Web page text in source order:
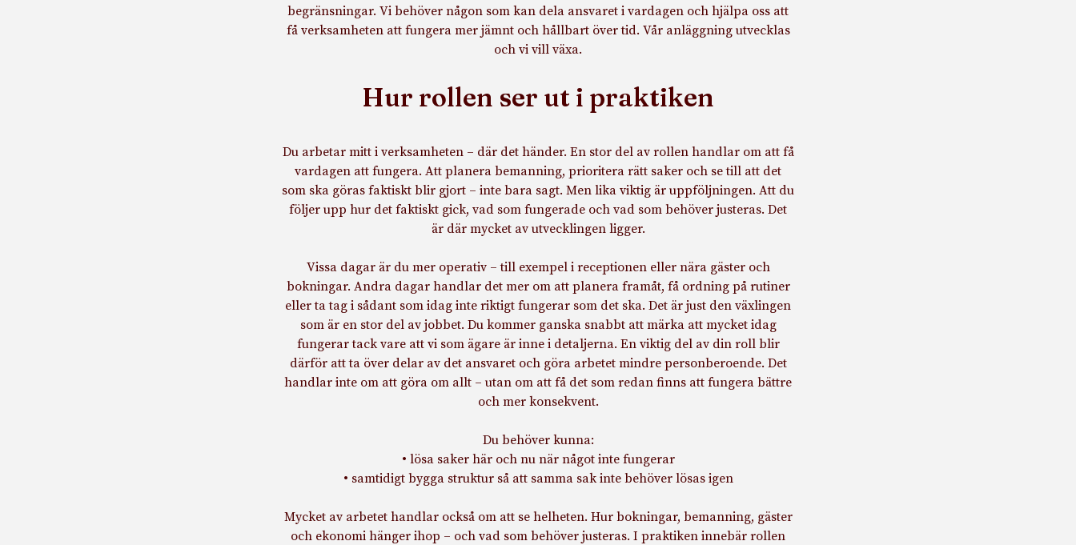
begränsningar. Vi behöver någon som kan dela ansvaret i vardagen och hjälpa oss att
få verksamheten att fungera mer jämnt och hållbart över tid. Vår anläggning utvecklas
och vi vill växa.
Hur rollen ser ut i praktiken
Du arbetar mitt i verksamheten – där det händer. En stor del av rollen handlar om att få
vardagen att fungera. Att planera bemanning, prioritera rätt saker och se till att det
som ska göras faktiskt blir gjort – inte bara sagt. Men lika viktig är uppföljningen. Att du
följer upp hur det faktiskt gick, vad som fungerade och vad som behöver justeras. Det
är där mycket av utvecklingen ligger.
Vissa dagar är du mer operativ – till exempel i receptionen eller nära gäster och
bokningar. Andra dagar handlar det mer om att planera framåt, få ordning på rutiner
eller ta tag i sådant som idag inte riktigt fungerar som det ska. Det är just den växlingen
som är en stor del av jobbet. Du kommer ganska snabbt att märka att mycket idag
fungerar tack vare att vi som ägare är inne i detaljerna. En viktig del av din roll blir
därför att ta över delar av det ansvaret och göra arbetet mindre personberoende. Det
handlar inte om att göra om allt – utan om att få det som redan finns att fungera bättre
och mer konsekvent.
Du behöver kunna:
• lösa saker här och nu när något inte fungerar
• samtidigt bygga struktur så att samma sak inte behöver lösas igen
Mycket av arbetet handlar också om att se helheten. Hur bokningar, bemanning, gäster
och ekonomi hänger ihop – och vad som behöver justeras. I praktiken innebär rollen